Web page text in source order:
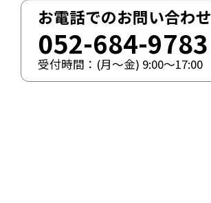
お電話でのお問い合わせ
052-684-9783
受付時間：(月〜金) 9:00〜17:00